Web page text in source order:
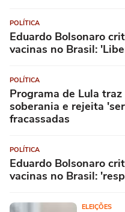
POLÍTICA
Eduardo Bolsonaro
vacinas no Brasil:
POLÍTICA
Programa de Lula
soberania e rejeita
fracassadas
POLÍTICA
Eduardo Bolsonaro
vacinas no Brasil:
ELEIÇÕES